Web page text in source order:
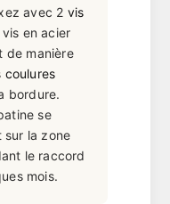
avec 2 vis
en acier
de manière
coulures
bordure.
se
sur la zone
le raccord
mois.